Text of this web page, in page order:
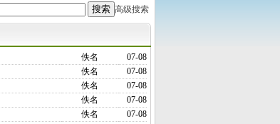
高级搜索
佚名
07-08
佚名
07-08
佚名
07-08
佚名
07-08
佚名
07-08